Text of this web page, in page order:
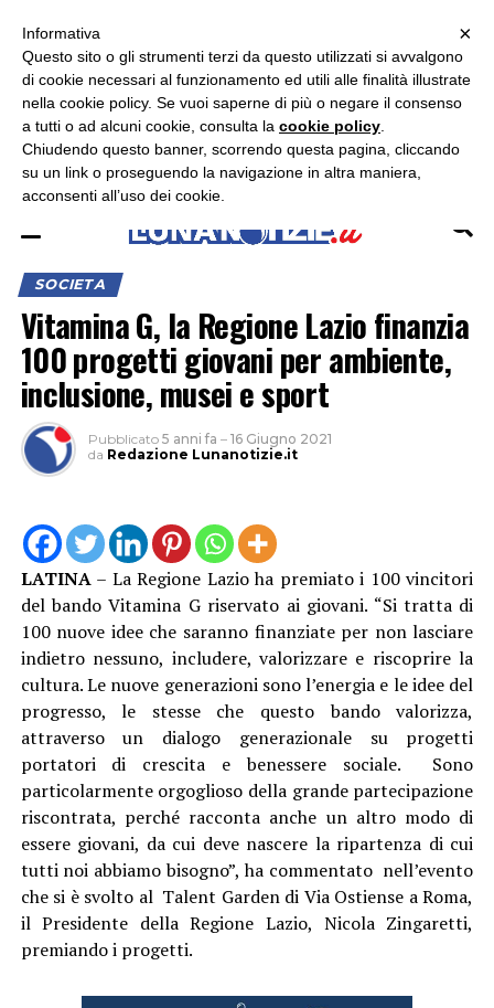
ASCOLTA RADIO LUNA
SOCIETA
Vitamina G, la Regione Lazio finanzia
100 progetti giovani per ambiente,
inclusione, musei e sport
Pubblicato 5 anni fa – 16 Giugno 2021
da Redazione Lunanotizie.it
LATINA– La Regione Lazio ha premiato i 100 vincitori
del bando Vitamina G riservato ai giovani. “Si tratta di
100 nuove idee che saranno finanziate per non lasciare
indietro nessuno, includere, valorizzare e riscoprire la
cultura. Le nuove generazioni sono l’energia e le idee del
progresso, le stesse che questo bando valorizza,
attraverso un dialogo generazionale su progetti
portatori di crescita e benessere sociale. Sono
particolarmente orgoglioso della grande partecipazione
riscontrata, perché racconta anche un altro modo di
essere giovani, da cui deve nascere la ripartenza di cui
tutti noi abbiamo bisogno”, ha commentato nell’evento
che si è svolto al Talent Garden di Via Ostiense a Roma,
il Presidente della Regione Lazio, Nicola Zingaretti,
premiando i progetti.
×
×
Informativa
Questo sito o gli strumenti terzi da questo utilizzati si avvalgono
di cookie necessari al funzionamento ed utili alle finalità illustrate
nella cookie policy. Se vuoi saperne di più o negare il consenso
a tutti o ad alcuni cookie, consulta la cookie policy
Chiudendo questo banner, scorrendo questa pagina, cliccando
su un link o proseguendo la navigazione in altra maniera,
acconsenti all’uso dei cookie.